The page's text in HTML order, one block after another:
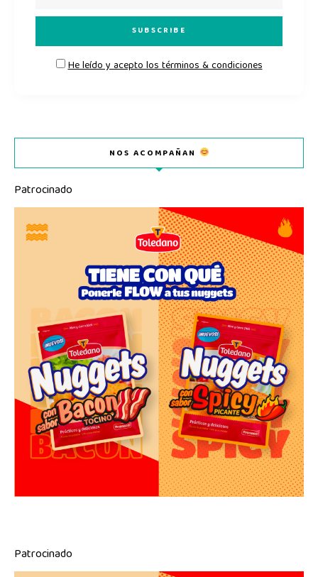
He leído y acepto los términos & condiciones
NOS ACOMPAÑAN
Patrocinado
Patrocinado